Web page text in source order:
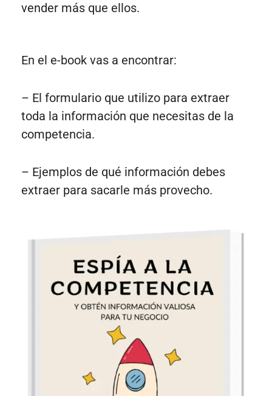
vender más que ellos.
En el e-book vas a encontrar:
– El formulario que utilizo para extraer
toda la información que necesitas de la
competencia.
– Ejemplos de qué información debes
extraer para sacarle más provecho.